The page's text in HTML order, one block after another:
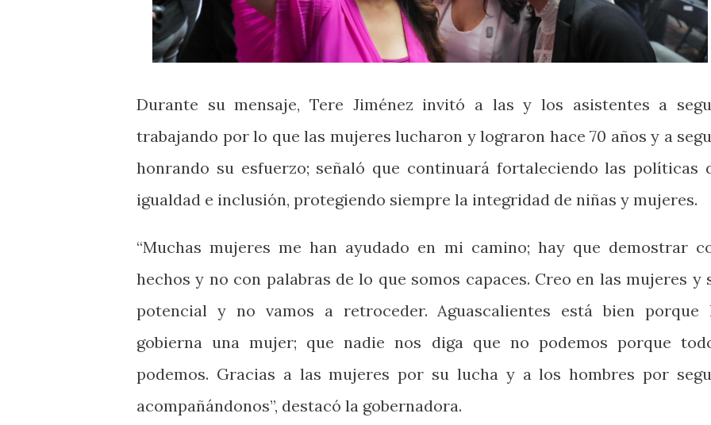
Durante su mensaje, Tere Jiménez invitó a las y los asistentes a
trabajando por lo que las mujeres lucharon y lograron hace 70 años y a
honrando su esfuerzo; señaló que continuará fortaleciendo las políticas
igualdad e inclusión, protegiendo siempre la integridad de niñas y mujeres.
“Muchas mujeres me han ayudado en mi camino; hay que demostrar
hechos y no con palabras de lo que somos capaces. Creo en las mujeres y
potencial y no vamos a retroceder. Aguascalientes está bien porque
gobierna una mujer; que nadie nos diga que no podemos porque
podemos. Gracias a las mujeres por su lucha y a los hombres por
acompañándonos”, destacó la gobernadora.